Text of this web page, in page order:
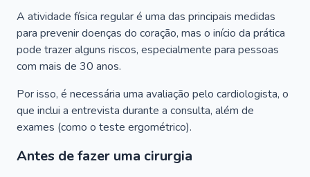
A atividade física regular é uma das principais medidas
para prevenir doenças do coração, mas o início da prática
pode trazer alguns riscos, especialmente para pessoas
com mais de 30 anos.
Por isso, é necessária uma avaliação pelo cardiologista, o
que inclui a entrevista durante a consulta, além de
exames (como o teste ergométrico).
Antes de fazer uma cirurgia